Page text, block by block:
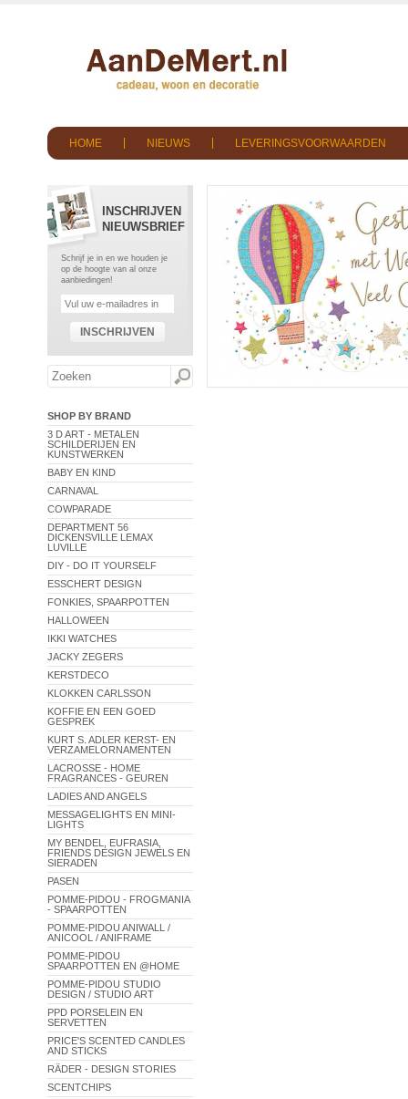
HOME NIEUWS LEVERINGSVOORWAARDEN
INSCHRIJVEN
NIEUWSBRIEF
Schrijf je in en we houden je
op de hoogte van al onze
aanbiedingen!
INSCHRIJVEN
SHOP BY BRAND
3 D ART - METALEN
SCHILDERIJEN EN
KUNSTWERKEN
BABY EN KIND
CARNAVAL
COWPARADE
DEPARTMENT 56
DICKENSVILLE LEMAX
LUVILLE
DIY - DO IT YOURSELF
ESSCHERT DESIGN
FONKIES, SPAARPOTTEN
HALLOWEEN
IKKI WATCHES
JACKY ZEGERS
KERSTDECO
KLOKKEN CARLSSON
KOFFIE EN EEN GOED
GESPREK
KURT S. ADLER KERST- EN
VERZAMELORNAMENTEN
LACROSSE - HOME
FRAGRANCES - GEUREN
LADIES AND ANGELS
MESSAGELIGHTS EN MINI-
LIGHTS
MY BENDEL, EUFRASIA,
FRIENDS DESIGN JEWELS EN
SIERADEN
PASEN
POMME-PIDOU - FROGMANIA
- SPAARPOTTEN
POMME-PIDOU ANIWALL /
ANICOOL / ANIFRAME
POMME-PIDOU
SPAARPOTTEN EN @HOME
POMME-PIDOU STUDIO
DESIGN / STUDIO ART
PPD PORSELEIN EN
SERVETTEN
PRICE'S SCENTED CANDLES
AND STICKS
RÄDER - DESIGN STORIES
SCENTCHIPS